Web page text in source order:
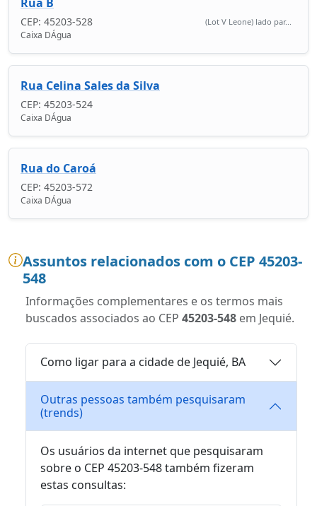
CEP: 45203-528 (Lot V Leone) lado par...
Caixa DÁgua
Rua Celina Sales da Silva
CEP: 45203-524
Caixa DÁgua
Rua do Caroá
CEP: 45203-572
Caixa DÁgua
Assuntos relacionados com o CEP 45203-
548
Informações complementares e os termos mais
buscados associados ao CEP 45203-548 em Jequié.
Como ligar para a cidade de Jequié, BA
Outras pessoas também pesquisaram
(trends)
Os usuários da internet que pesquisaram
sobre o CEP 45203-548 também fizeram
estas consultas: